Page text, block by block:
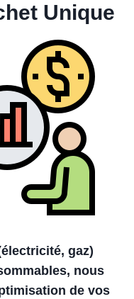
Unique
gaz)
nous
de vos